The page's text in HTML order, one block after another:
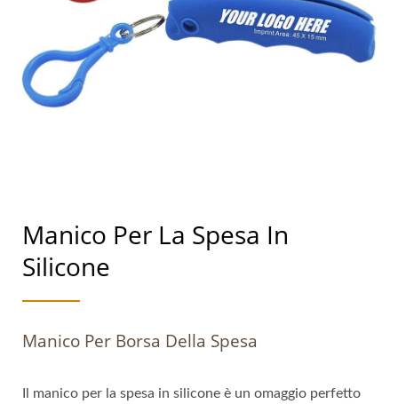
Manico Per La Spesa In
Silicone
Manico Per Borsa Della Spesa
Il manico per la spesa in silicone è un omaggio perfetto